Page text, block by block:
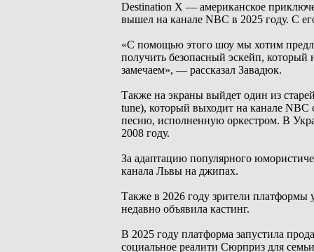
Destination X — американское
вышел на канале NBC в 2025 году. С
«С помощью этого шоу мы хотим
получить безопасный эскейп, который
замечаем», — рассказал Завадюк.
Также на экраны выйдет один из
tune), который выходит на канале NBC
песню, исполненную оркестром. В
2008 году.
За адаптацию популярного
канала Львы на джипах.
Также в 2026 году зрители платформы
недавно объявила кастинг.
В 2025 году платформа запустила
социальное реалити Сюрприз для